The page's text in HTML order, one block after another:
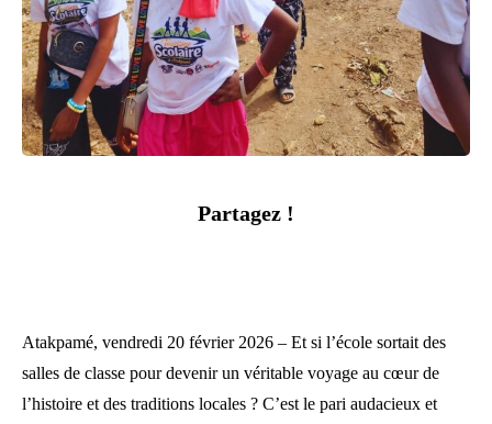
Partagez !
Atakpamé, vendredi 20 février 2026 – Et si l’école sortait des
salles de classe pour devenir un véritable voyage au cœur de
l’histoire et des traditions locales ? C’est le pari audacieux et